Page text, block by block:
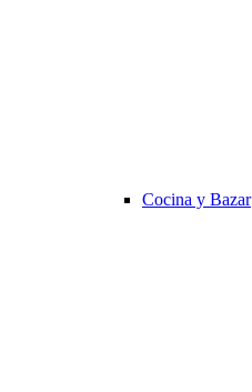
Cocina y Bazar